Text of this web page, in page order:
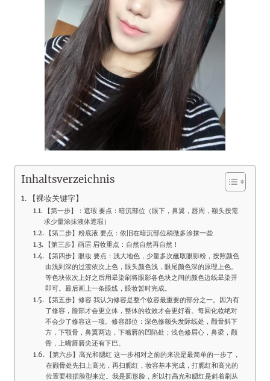
Inhaltsverzeichnis
【裸妆关键字】
【第一步】：遮瑕 要点：暗沉部位（眼下，鼻翼，唇周，额头按需
求少量涂抹液体遮瑕）
【第二步】粉底液 要点：依旧在暗沉部位稍微多涂抹一些
【第三步】画眉 眉妆重点：自然自然再自然！
【第四步】眼妆 要点：浅大地色，少量多次蘸取眼影粉，按照颜色
由浅到深的过渡依次上色，眼头颜色浅，眼尾颜色深的原理上色。
等色块依次上好之后用晕染刷将眼影各色块之间的颜色边线晕染开
即可。最后画上一条眼线，眼妆暂时完成。
【第五步】修容 我认为修容是整个妆容最重要的部分之一。因为有
了修容，脸部才会更立体，整体的妆效才会更好看。每回化妆绝对
不会少了修容这一项。修容部位：深色修额头发际线处，颧骨斜下
方，下颚骨，鼻翼两边，下嘴唇的凹陷处；浅色修眉心，鼻梁，颧
骨，上嘴唇唇尖还有下巴。
【第六步】高光和腮红 这一步相对之前的来说是最简单的一步了，
在颧骨处先扫上高光，再扫腮红，妆容基本完成，打腮红和高光的
位置要根据脸型来定。我是圆形脸，所以打高光和腮红是斜着刷从